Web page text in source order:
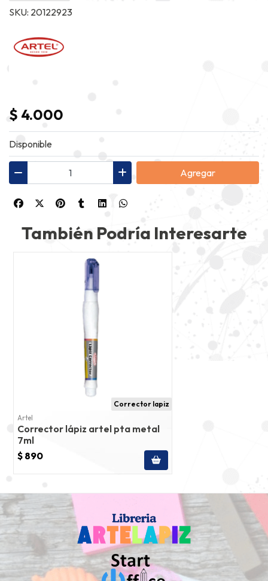
SKU: 20122923
$ 4.000
Disponible
Agregar
También Podría Interesarte
Corrector lapiz
Artel
Corrector lápiz artel pta metal
7ml
$ 890